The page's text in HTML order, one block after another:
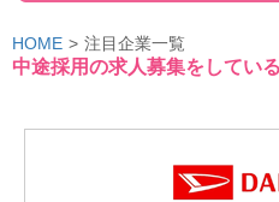
HOME 注目企業一覧
中途採用の求人募集をしてい